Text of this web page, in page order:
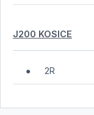
J200 KOSICE
● 2R